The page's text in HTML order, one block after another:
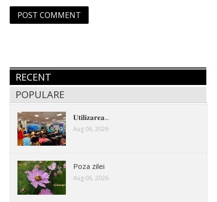
RECENT
POPULARE
𝐔𝐭𝐢𝐥𝐢𝐳𝐚𝐫𝐞𝐚...
Aug 06, 2026
Poza zilei
Aug 06, 2026